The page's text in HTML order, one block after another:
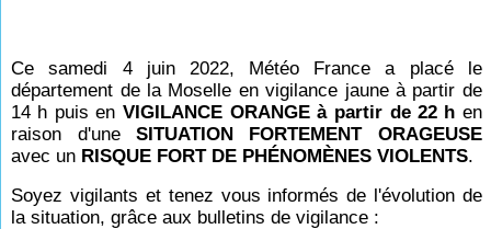
Ce samedi 4 juin 2022, Météo France a placé le
département de la Moselle en vigilance jaune à partir de
14 h puis en VIGILANCE ORANGE à partir de 22 h en
raison d'une SITUATION FORTEMENT ORAGEUSE
avec un RISQUE FORT DE PHÉNOMÈNES VIOLENTS.
Soyez vigilants et tenez vous informés de l'évolution de
la situation, grâce aux bulletins de vigilance :